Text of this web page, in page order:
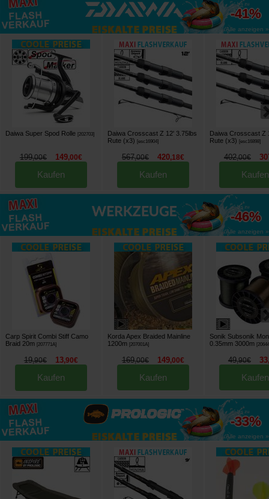
bis zu
-41%
Alle anzeigen »
Daiwa Super Spod Rolle [202703]
199,00€ 149,00€
Kaufen
Daiwa Crosscast Z 12' 3.75lbs
Rute (x3)
[esc16904]
567,00€ 420,18€
Kaufen
Daiwa Crosscast Z
Rute (x3)
[esc16898]
402,00€
Kaufen
bis zu
-46%
Alle anzeigen »
Carp Spirit Combi Stiff Camo
Braid 20m [207771A]
19,90€ 13,90€
Kaufen
Korda Apex Braided Mainline
1200m [207001A]
169,00€ 149,00€
Kaufen
Sonik Subsonik
0.35mm 3000m [
49,90€ 33
Kaufen
bis zu
-33%
Alle anzeigen »